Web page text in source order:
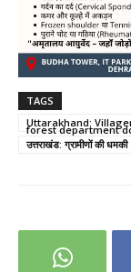
TAGS
Uttarakhand:
forest department
उत्तराखंड: ग्रामीणों की धमकी